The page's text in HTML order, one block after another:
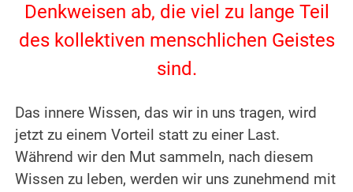
Denkweisen ab, die viel zu lange Teil
des kollektiven menschlichen Geistes
sind.
Das innere Wissen, das wir in uns tragen, wird
jetzt zu einem Vorteil statt zu einer Last.
Während wir den Mut sammeln, nach diesem
Wissen zu leben, werden wir uns zunehmend mit